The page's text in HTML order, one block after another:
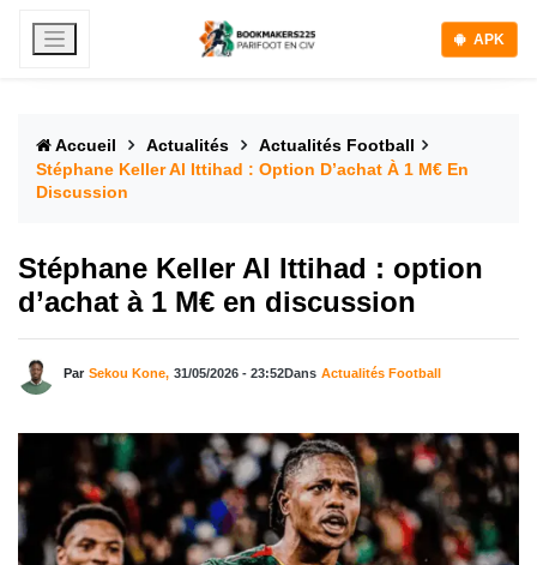
APK
Accueil Actualités
Actualités Football
Stéphane Keller Al Ittihad : Option D’achat À 1 M€ En
Discussion
Stéphane Keller Al Ittihad : option
d’achat à 1 M€ en discussion
Par Sekou Kone, 31/05/2026 - 23:52Dans Actualités Football